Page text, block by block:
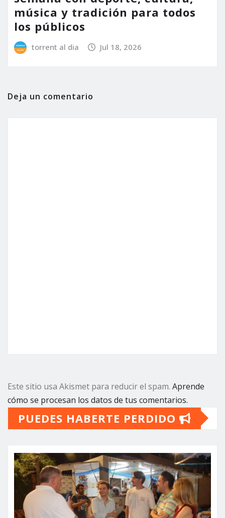
música y tradición para todos
los públicos
torrent al dia Jul 18, 2026
Deja un comentario
Este sitio usa Akismet para reducir el spam. Aprende
cómo se procesan los datos de tus comentarios.
PUEDES HABERTE PERDIDO